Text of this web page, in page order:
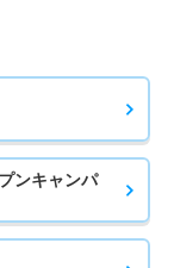
ンキャンパ